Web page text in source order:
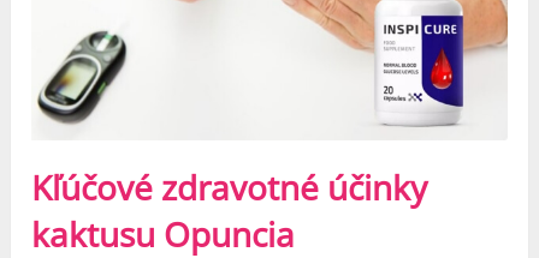
Kľúčové zdravotné účinky
kaktusu Opuncia